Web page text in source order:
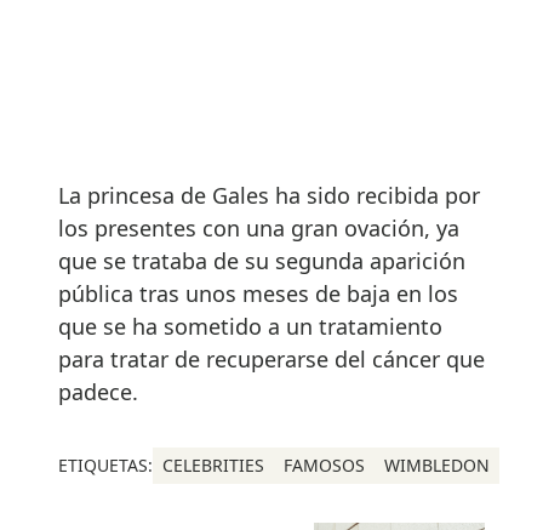
La princesa de Gales ha sido recibida por
los presentes con una gran ovación, ya
que se trataba de su segunda aparición
pública tras unos meses de baja en los
que se ha sometido a un tratamiento
para tratar de recuperarse del cáncer que
padece.
ETIQUETAS: CELEBRITIES FAMOSOS WIMBLEDON